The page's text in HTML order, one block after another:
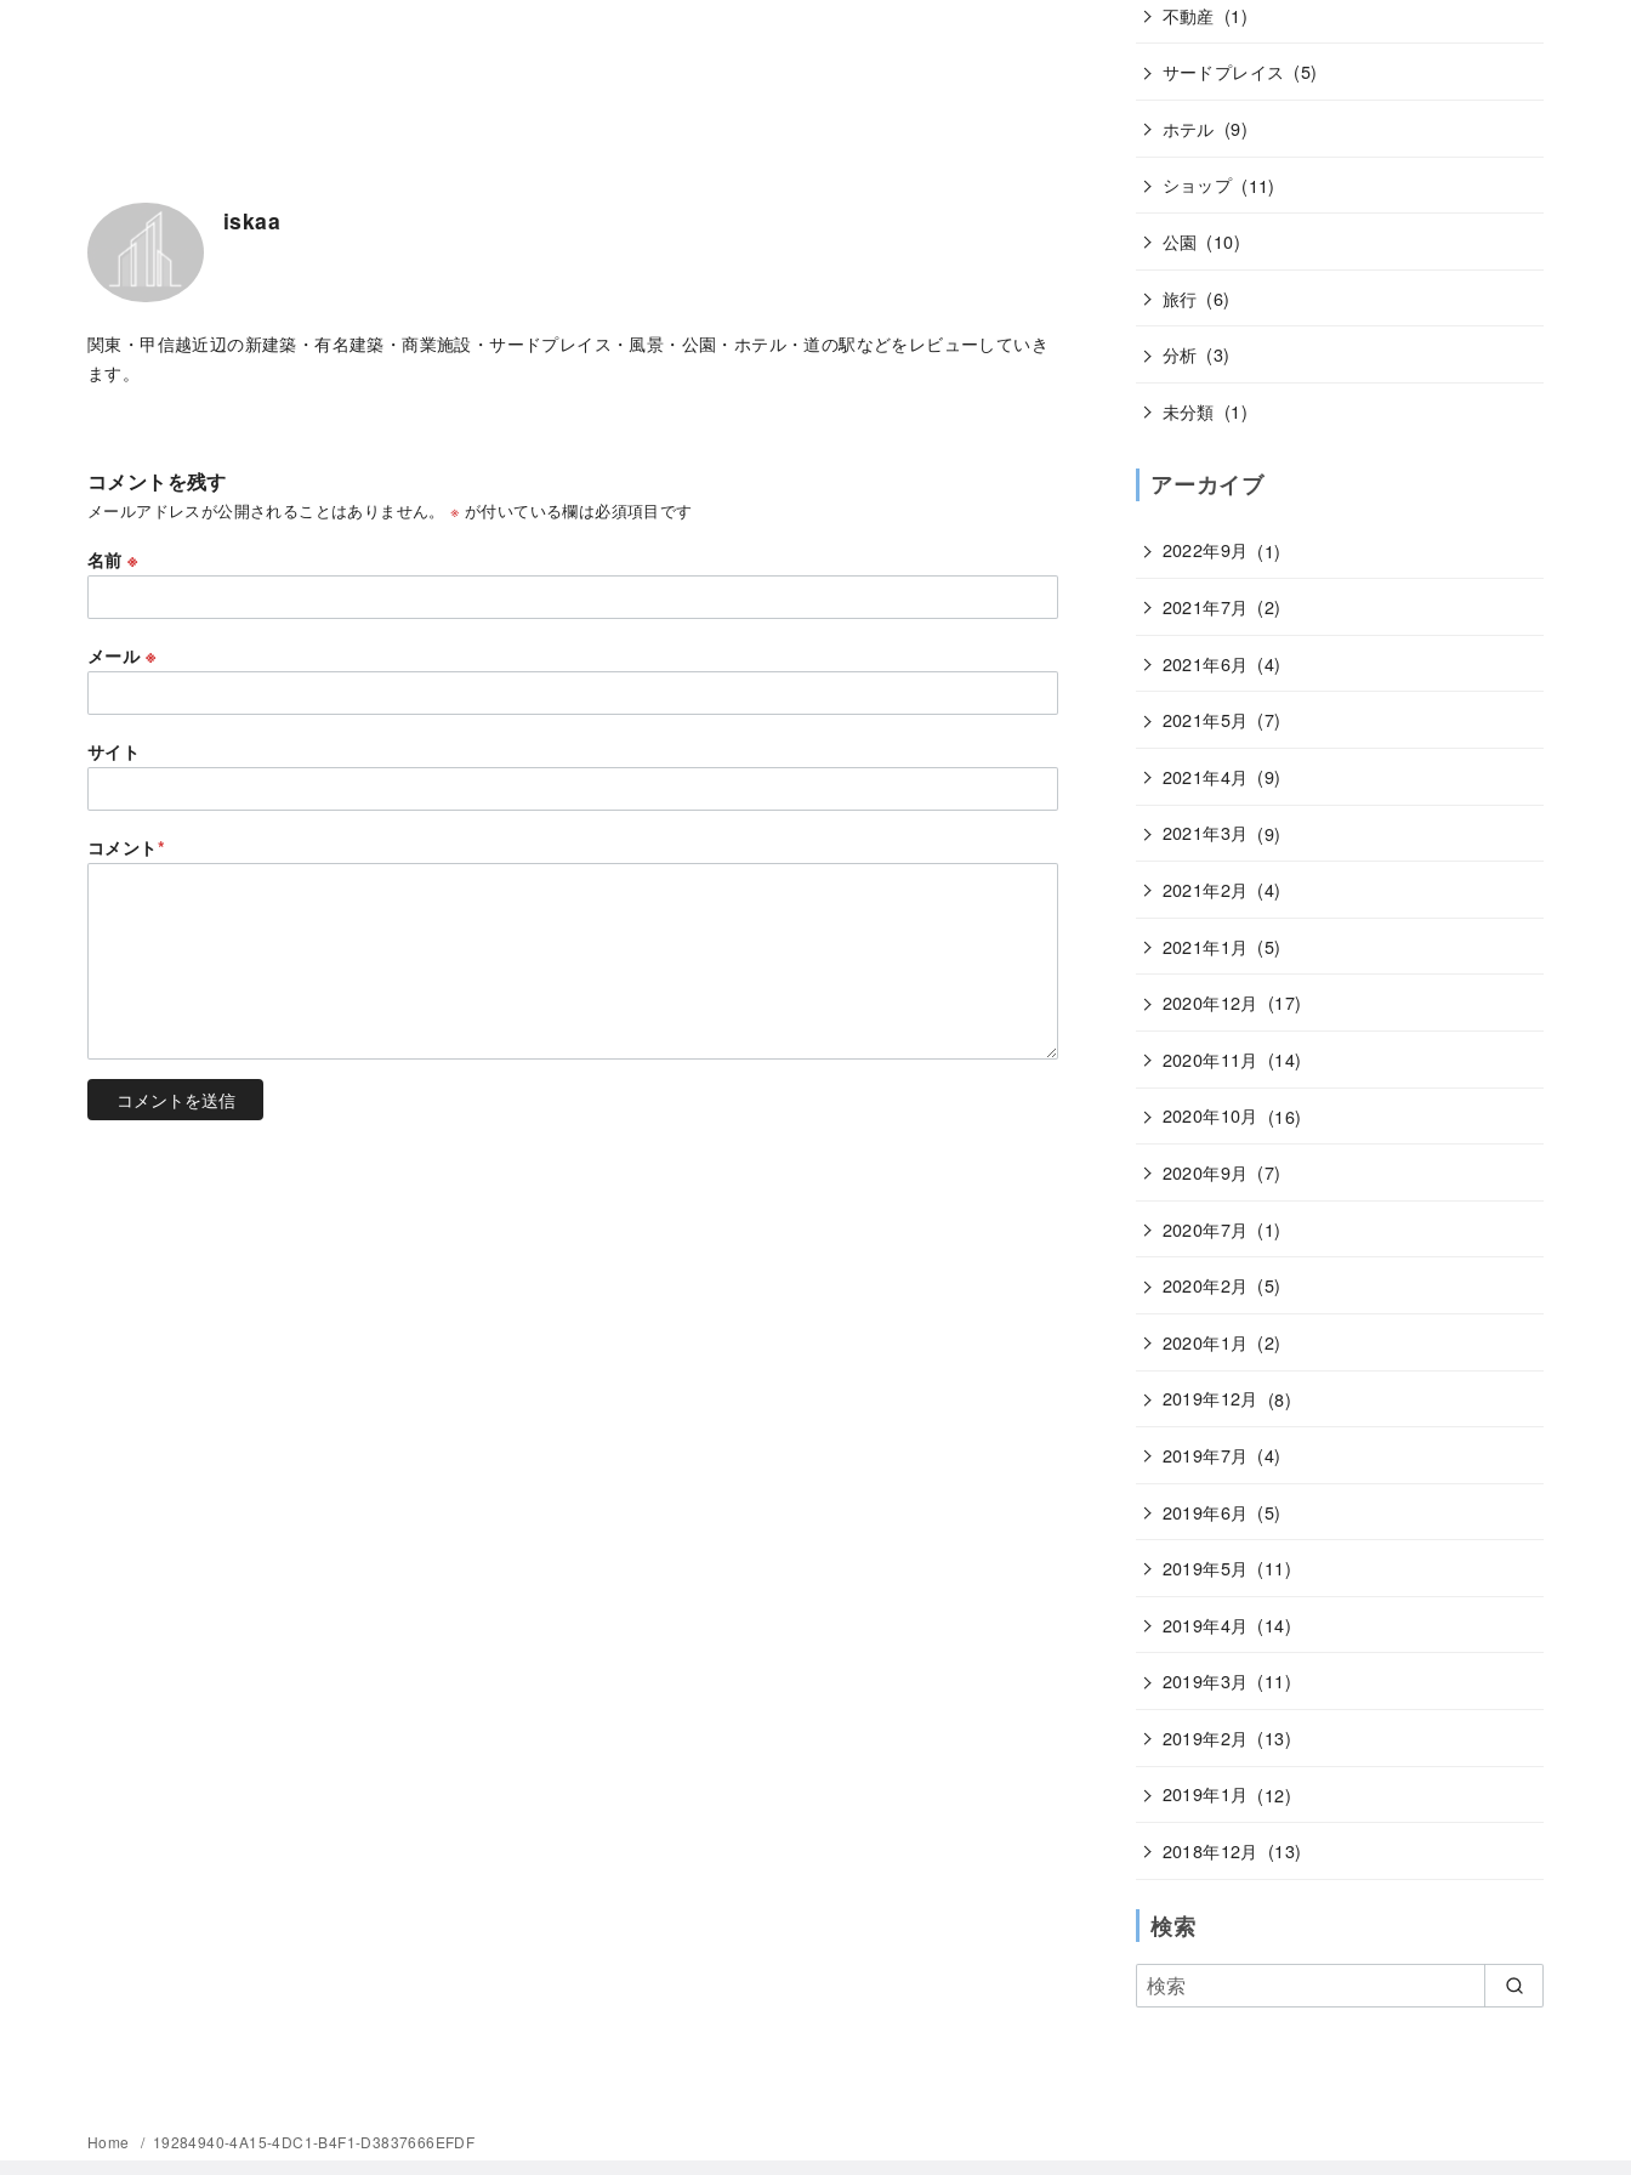
iskaa
関東・甲信越近辺の新建築・有名建築・商業施設・サードプレイス・風景・公園・ホテル・道の駅などをレビューしていき
ます。
コメントを残す
メールアドレスが公開されることはありません。 ※ が付いている欄は必須項目です
名前※
メール ※
サイト
コメント*
不動産 (1)
サードプレイス (5)
ホテル (9)
ショップ (11)
公園 (10)
旅行 (6)
分析 (3)
未分類 (1)
アーカイブ
2022年9月 (1)
2021年7月 (2)
2021年6月 (4)
2021年5月 (7)
2021年4月 (9)
2021年3月 (9)
2021年2月 (4)
2021年1月 (5)
2020年12月 (17)
2020年11月 (14)
2020年10月 (16)
2020年9月 (7)
2020年7月 (1)
2020年2月 (5)
2020年1月 (2)
2019年12月 (8)
2019年7月 (4)
2019年6月 (5)
2019年5月 (11)
2019年4月 (14)
2019年3月 (11)
2019年2月 (13)
2019年1月 (12)
2018年12月 (13)
検索
Home 19284940-4A15-4DC1-B4F1-D3837666EFDF